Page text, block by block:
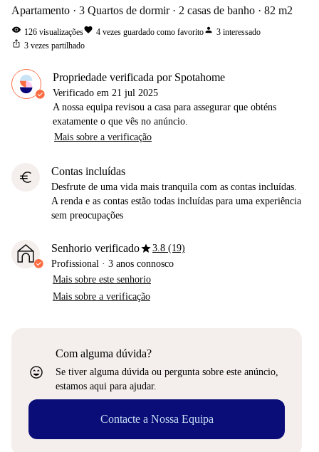
Apartamento 3 Quartos de dormir 2 casas de banho 82 m2
visibility 126 visualizaçõesfavorite 4 vezes guardado como favoritoperson 3 interessado
ios_share 3 vezes partilhado
Propriedade verificada por Spotahome
Verificado em 21 jul 2025
A nossa equipa revisou a casa para assegurar que obténs
exatamente o que vês no anúncio.
Mais sobre a verificação
euro Contas incluídas
Desfrute de uma vida mais tranquila com as contas incluídas.
A renda e as contas estão todas incluídas para uma experiência
sem preocupações
Senhorio verificadostar3.8 (19)
Profissional · 3 anos connosco
Mais sobre este senhorio
Mais sobre a verificação
sentiment_very_satisfied
Com alguma dúvida?
Se tiver alguma dúvida ou pergunta sobre este anúncio,
estamos aqui para ajudar.
Contacte a Nossa Equipa